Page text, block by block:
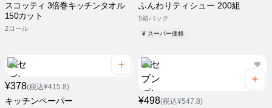
スコッティ 3倍巻キッチンタオル
150カット
2ロール
ふんわりティシュー 200組
5箱パック
¥ スーパー価格
¥378(税込¥415.8)
キッチンペーパー ¥498(税込¥547.8)